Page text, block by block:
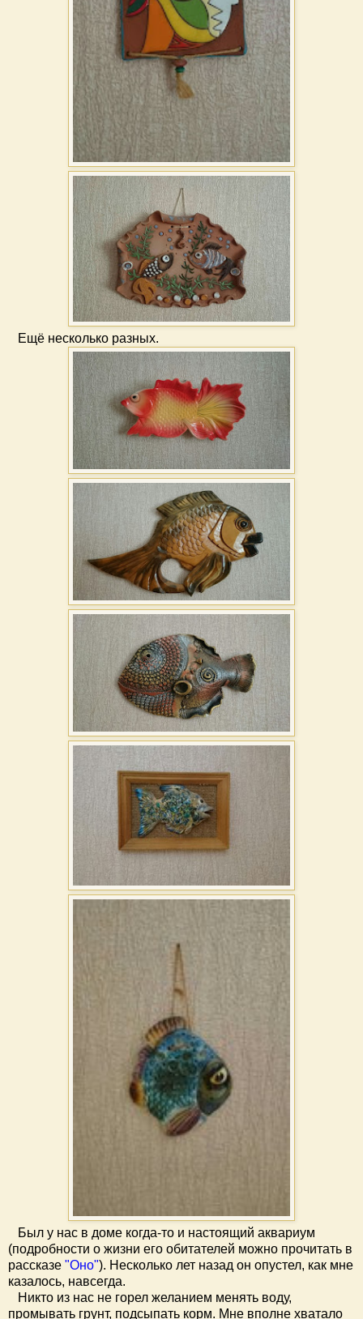
Ещё несколько разных.
Был у нас в доме когда-то и настоящий аквариум
(подробности о жизни его обитателей можно прочитать в
рассказе "Оно"). Несколько лет назад он опустел, как мне
казалось, навсегда.
Никто из нас не горел желанием менять воду,
промывать грунт, подсыпать корм. Мне вполне хватало